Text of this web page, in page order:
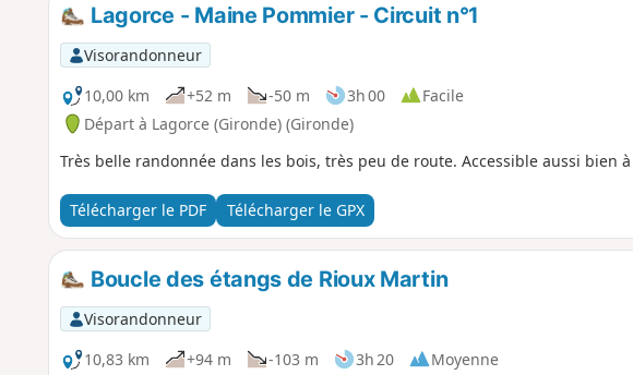
Lagorce - Maine Pommier - Circuit n°1
Visorandonneur
10,00 km
+52 m -50 m 3h 00
Facile
Départ à Lagorce (Gironde) (Gironde)
Très belle randonnée dans les bois, très peu de route. Accessible aussi bien à
Télécharger le PDF Télécharger le GPX
Boucle des étangs de Rioux Martin
Visorandonneur
10,83 km
+94 m -103 m 3h 20
Moyenne